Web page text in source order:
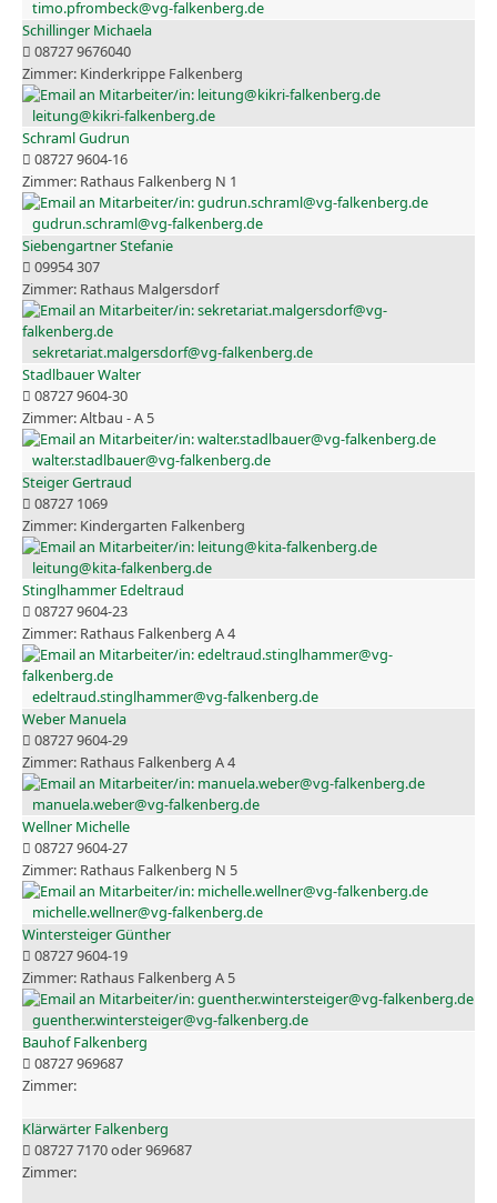
timo.pfrombeck@vg-falkenberg.de
Schillinger Michaela
08727 9676040
Kinderkrippe Falkenberg
leitung@kikri-falkenberg.de
Schraml Gudrun
08727 9604-16
Rathaus Falkenberg N 1
gudrun.schraml@vg-falkenberg.de
Siebengartner Stefanie
09954 307
Rathaus Malgersdorf
sekretariat.malgersdorf@vg-falkenberg.de
Stadlbauer Walter
08727 9604-30
Altbau - A 5
walter.stadlbauer@vg-falkenberg.de
Steiger Gertraud
08727 1069
Kindergarten Falkenberg
leitung@kita-falkenberg.de
Stinglhammer Edeltraud
08727 9604-23
Rathaus Falkenberg A 4
edeltraud.stinglhammer@vg-falkenberg.de
Weber Manuela
08727 9604-29
Rathaus Falkenberg A 4
manuela.weber@vg-falkenberg.de
Wellner Michelle
08727 9604-27
Rathaus Falkenberg N 5
michelle.wellner@vg-falkenberg.de
Wintersteiger Günther
08727 9604-19
Rathaus Falkenberg A 5
guenther.wintersteiger@vg-falkenberg.de
Bauhof Falkenberg
08727 969687
Klärwärter Falkenberg
08727 7170 oder 969687